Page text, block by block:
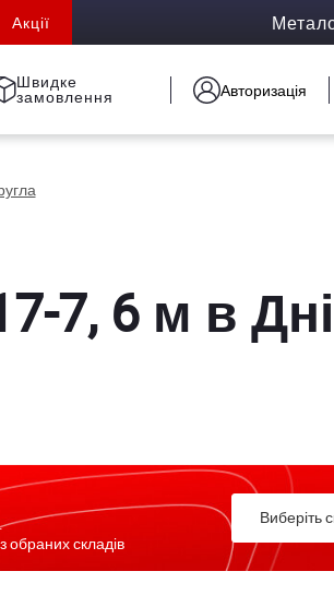
Акції
Швидке
замовлення Авторизація
7, 6 м в
обраних складів
Виберіть